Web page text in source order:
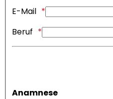
E-Mail
Beruf
Anamnese